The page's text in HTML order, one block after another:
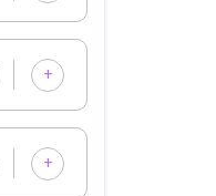
+
+